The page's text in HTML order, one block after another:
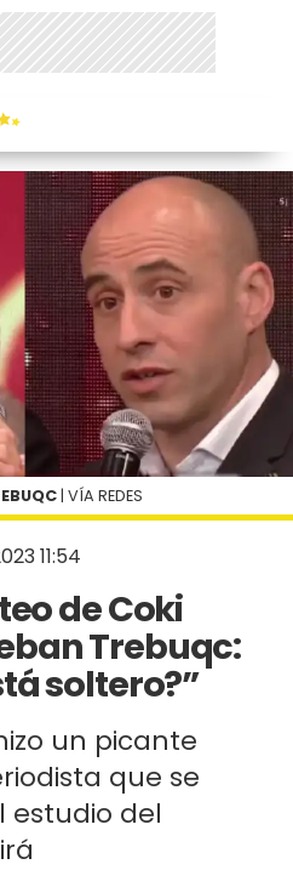
11:54
de Coki
Trebuqc:
soltero?”
un picante
que se
estudio del
| VÍA REDES